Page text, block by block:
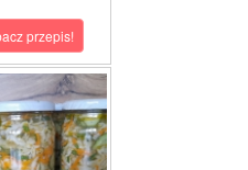
przepis!